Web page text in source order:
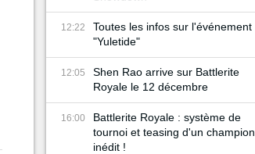
12:22
Toutes les infos sur l'événement
"Yuletide"
12:05
Shen Rao arrive sur Battlerite
Royale le 12 décembre
16:00
Battlerite Royale : système de
tournoi et teasing d'un champion
inédit !